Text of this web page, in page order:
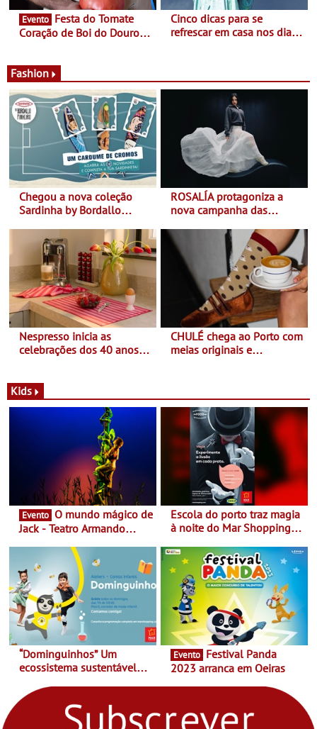
Evento
Coração de Boi do Douro -
Cinco dicas para se
refrescar em casa nos dias
Fashion
Chegou a nova coleção
Sardinha by Bordallo
ROSALÍA protagoniza a
nova campanha das
Balance
Nespresso inicia as
celebrações dos 40 anos
Novas - Edição limitada
Nespresso x Torres Novas
CHULÉ chega ao Porto com
meias originais e
Shopping
Kids
Evento
Jack - Teatro Armando
Escola do porto traz magia
à noite do Mar Shopping
29 de abril, às 21h00
“Dominguinhos” Um
ecossistema sustentável
fores - Atelier de Educação
Ambiental nos
“Dominguinhos” de 23 de
Evento
2023 arranca em Oeiras